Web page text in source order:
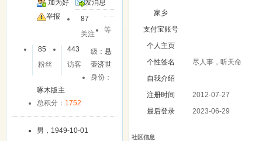
加为好
友
发消息
举报
87
关注
85
粉丝
443
访客
等
级：悬
壶济世
身份：
啄木版主
总积分： 1752
男，1949-10-01
家乡
支付宝账号
个人主页
个性签名
尽人事，听天命
自我介绍
注册时间
2012-07-27
最后登录
2023-06-29
社区信息